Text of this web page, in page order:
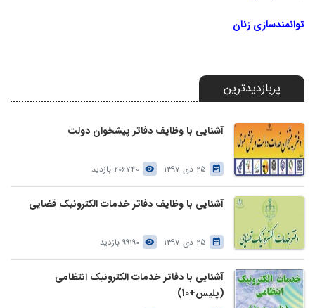
توانمندسازی زنان
پربازدیدترین
آشنایی با وظایف دفاتر پیشخوان دولت
25 دی 1397 206740 بازدید
آشنایی با وظایف دفاتر خدمات الکترونیک قضایی
25 دی 1397 99190 بازدید
آشنایی با دفاتر خدمات الکترونیک انتظامی
(پلیس+10)